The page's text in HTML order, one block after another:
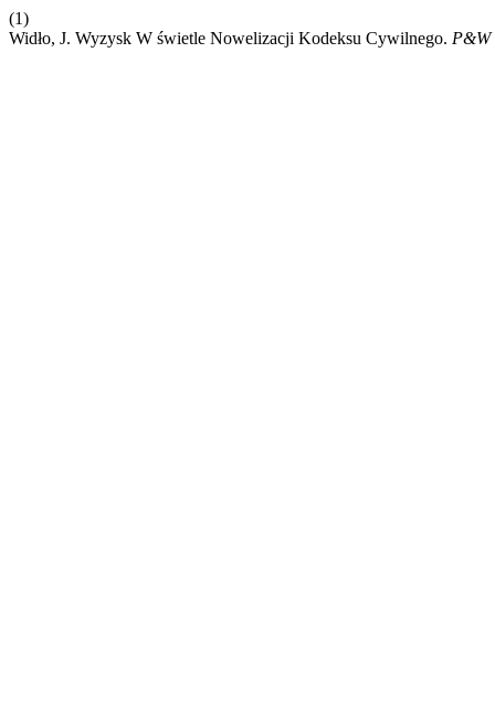
(1)
Widło, J. Wyzysk W świetle Nowelizacji Kodeksu Cywilnego. P&W